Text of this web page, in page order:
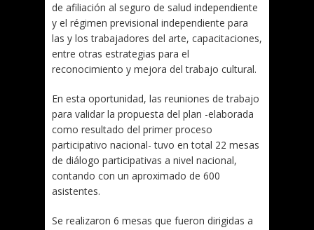
de afiliación al seguro de salud independiente
y el régimen previsional independiente para
las y los trabajadores del arte, capacitaciones,
entre otras estrategias para el
reconocimiento y mejora del trabajo cultural.
En esta oportunidad, las reuniones de trabajo
para validar la propuesta del plan -elaborada
como resultado del primer proceso
participativo nacional- tuvo en total 22 mesas
de diálogo participativas a nivel nacional,
contando con un aproximado de 600
asistentes.
Se realizaron 6 mesas que fueron dirigidas a